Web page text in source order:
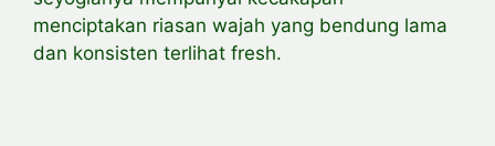
menciptakan riasan wajah yang bendung lama
dan konsisten terlihat fresh.